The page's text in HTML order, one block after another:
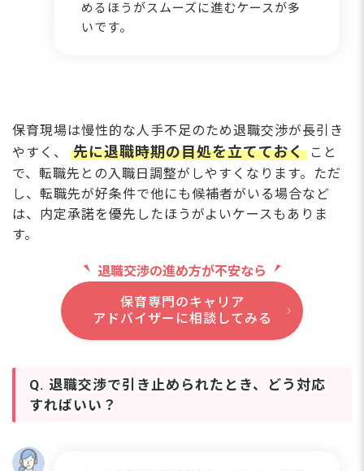
めるほうがスムーズに進むケースが多
いです。
保育現場は慢性的な人手不足のため退職交渉が長引き
やすく、
先に退職時期の目処を立てておく こと
で、転職先との入職日調整がしやすくなります。ただ
し、転職先が好条件で他にも候補者がいる場合など
は、内定承諾を優先したほうがよいケースもありま
す。
退職交渉の進め方が不安なら
保育専門のキャリア
アドバイザーに相談してみる
Q. 退職交渉で引き止められたとき、どう対応
すればいい？